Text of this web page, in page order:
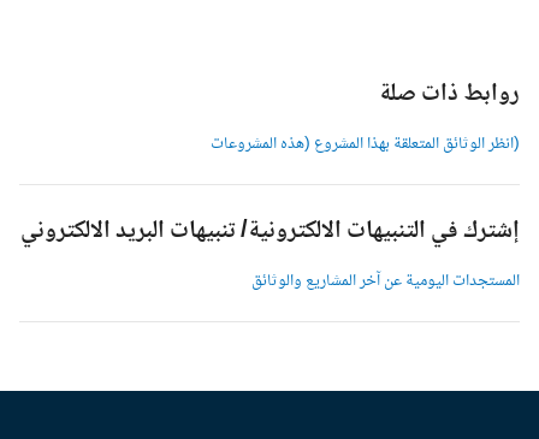
روابط ذات صلة
(انظر الوثائق المتعلقة بهذا المشروع (هذه المشروعات
إشترك في التنبيهات الالكترونية/ تنبيهات البريد الالكتروني
المستجدات اليومية عن آخر المشاريع والوثائق